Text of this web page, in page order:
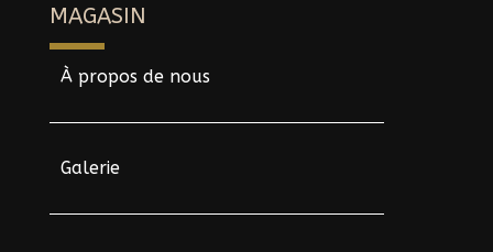
MAGASIN
À propos de nous
Galerie